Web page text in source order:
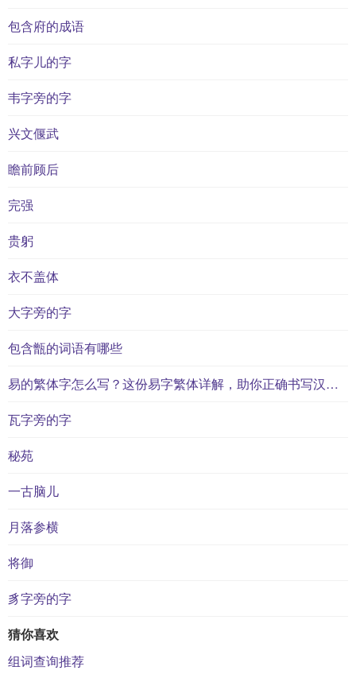
包含府的成语
私字儿的字
韦字旁的字
兴文偃武
瞻前顾后
完强
贵躬
衣不盖体
大字旁的字
包含甑的词语有哪些
易的繁体字怎么写？这份易字繁体详解，助你正确书写汉字_汉字繁体学习
瓦字旁的字
秘苑
一古脑儿
月落参横
将御
豸字旁的字
猜你喜欢
组词查询推荐